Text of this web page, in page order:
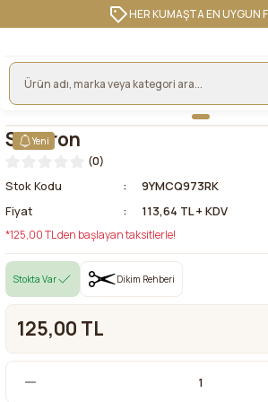
HER KUMAŞTA EN UYGUN
Yeni
Senkron
(0)
Stok Kodu
9YMCQ973RK
Fiyat
113,64 TL + KDV
*125,00 TL den başlayan taksitlerle!
Stokta Var Dikim Rehberi
125,00 TL